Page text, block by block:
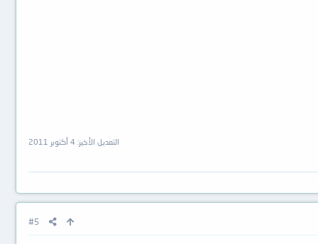
التعديل الأخير: 4 أكتوبر 2011
#5